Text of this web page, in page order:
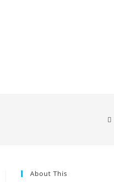
About This